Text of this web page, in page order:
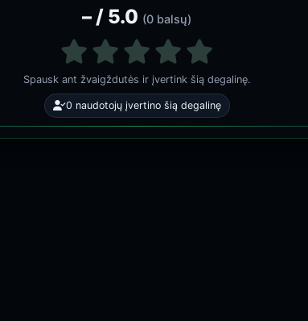
– / 5.0 (0 balsų)
Spausk ant žvaigždutės ir įvertink šią degalinę.
0 naudotojų įvertino šią degalinę